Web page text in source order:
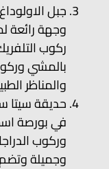
جبل
وجهة رائعة
ركوب
بالمشي
والمناظر
حديقة سيتا
في بورصة
وركوب
وجميلة وتضم